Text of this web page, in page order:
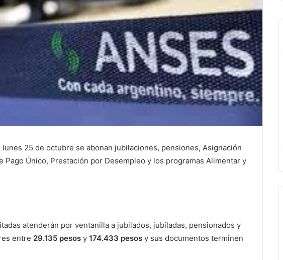
25 de octubre se abonan jubilaciones, pensiones, Asignación
Pago Único, Prestación por Desempleo y los programas Alimentar y
atenderán por ventanilla a jubilados, jubiladas, pensionados y
entre 29.135 pesos y 174.433 pesos y sus documentos terminen